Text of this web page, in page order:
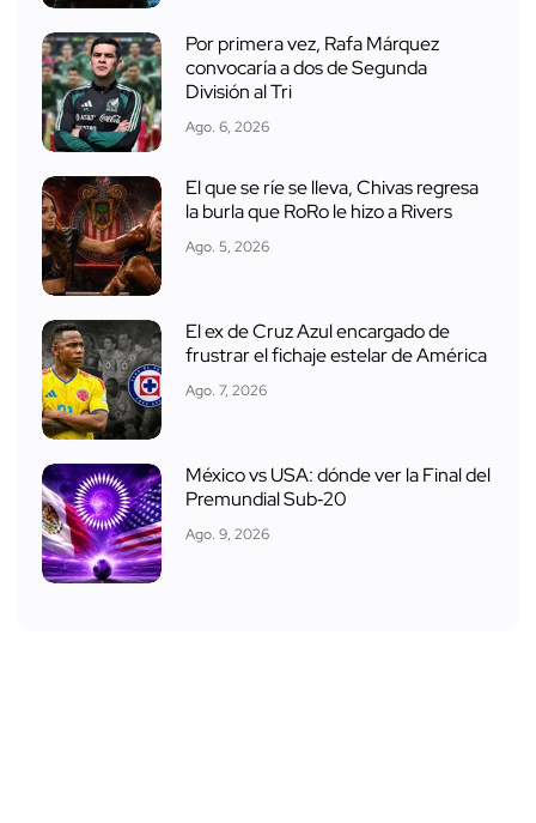
Por primera vez, Rafa Márquez
convocaría a dos de Segunda
División al Tri
Ago. 6, 2026
El que se ríe se lleva, Chivas regresa
la burla que RoRo le hizo a Rivers
Ago. 5, 2026
El ex de Cruz Azul encargado de
frustrar el fichaje estelar de América
Ago. 7, 2026
México vs USA: dónde ver la Final del
Premundial Sub‑20
Ago. 9, 2026